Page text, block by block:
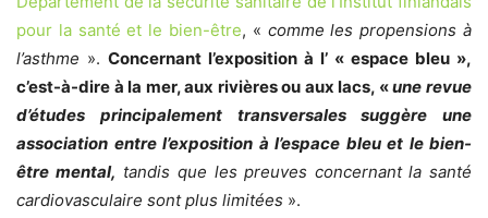
pour la santé et le bien-être, « comme les propensions à
l’asthme ». Concernant l’exposition à l’ « espace bleu »,
c’est-à-dire à la mer, aux rivières ou aux lacs, «une revue
d’études principalement transversales suggère une
association entre l’exposition à l’espace bleu et le bien-
être mental, tandis que les preuves concernant la santé
cardiovasculaire sont plus limitées ».